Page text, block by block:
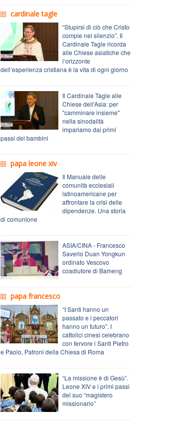
cardinale tagle
“Stupirsi di ciò che Cristo
compie nel silenzio”. Il
Cardinale Tagle ricorda
alle Chiese asiatiche che
l’orizzonte
dell’esperienza cristiana è la vita di ogni giorno
Il Cardinale Tagle alle
Chiese dell'Asia: per
"camminare insieme"
nella sinodalità
impariamo dai primi
passi dei bambini
papa leone xiv
Il Manuale delle
comunità ecclesiali
latinoamericane per
affrontare la crisi delle
dipendenze. Una storia
di comunione
ASIA/CINA - Francesco
Saverio Duan Yongkun
ordinato Vescovo
coadiutore di Bameng
papa francesco
“I Santi hanno un
passato e i peccatori
hanno un futuro”. I
cattolici cinesi celebrano
con fervore i Santi Pietro
e Paolo, Patroni della Chiesa di Roma
“La missione è di Gesù”.
Leone XIV e i primi passi
del suo “magistero
missionario”